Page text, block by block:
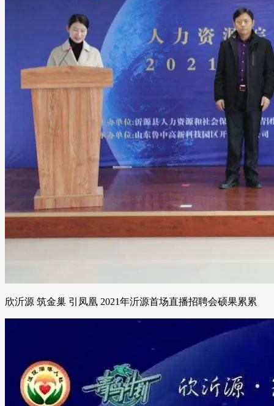
欣沂源 筑金巢 引凤凰 2021年沂源首场直播招聘会硕果累累